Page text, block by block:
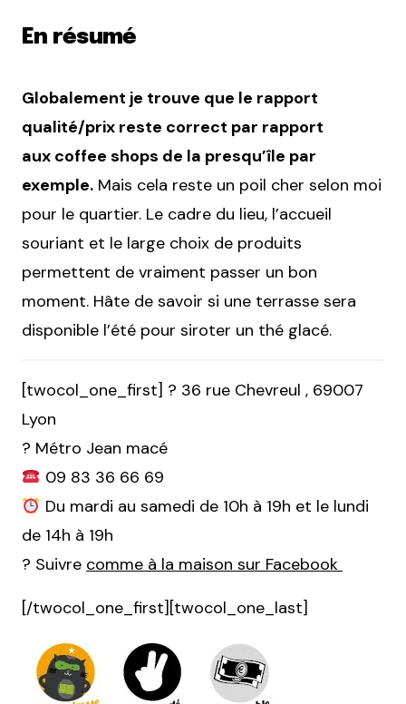
En résumé
Globalement je trouve que le rapport
qualité/prix reste correct par rapport
aux coffee shops de la presqu’île par
exemple. Mais cela reste un poil cher selon moi
pour le quartier. Le cadre du lieu, l’accueil
souriant et le large choix de produits
permettent de vraiment passer un bon
moment. Hâte de savoir si une terrasse sera
disponible l’été pour siroter un thé glacé.
[twocol_one_first] ? 36 rue Chevreul , 69007
Lyon
? Métro Jean macé
09 83 36 66 69
Du mardi au samedi de 10h à 19h et le lundi
de 14h à 19h
? Suivre comme à la maison sur Facebook
[/twocol_one_first][twocol_one_last]